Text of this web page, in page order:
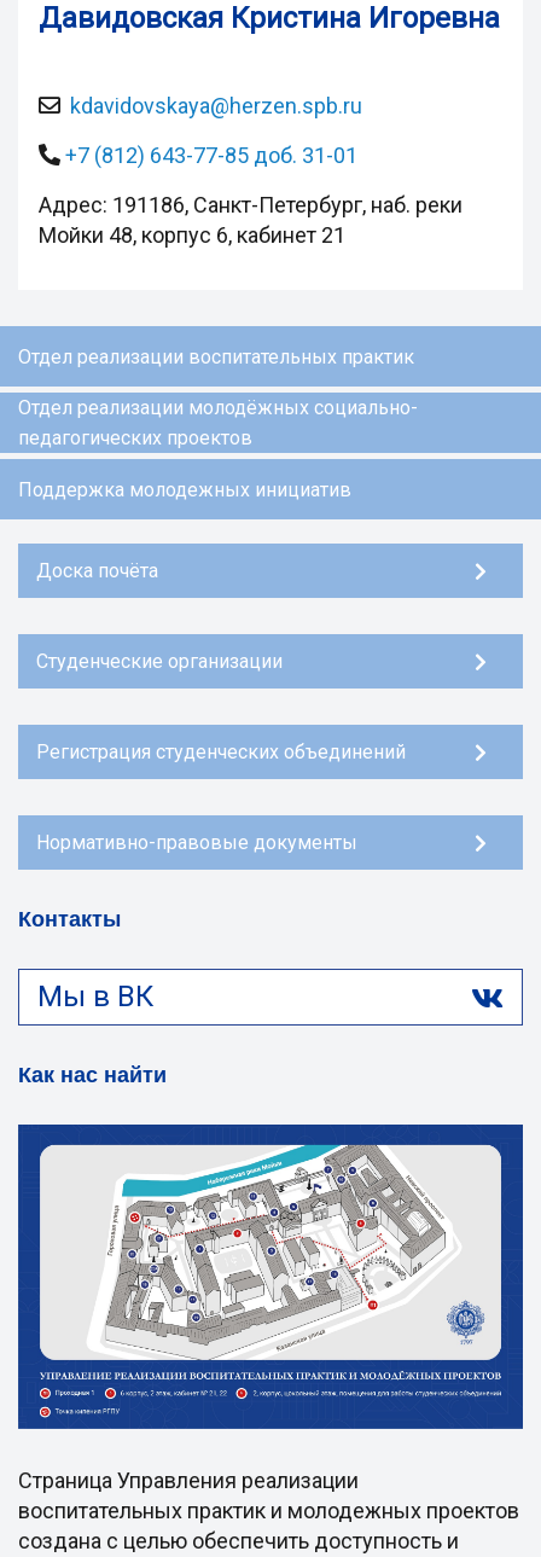
Давидовская Кристина Игоревна
kdavidovskaya@herzen.spb.ru
+7 (812) 643-77-85 доб. 31-01
Адрес: 191186, Санкт-Петербург, наб. реки
Мойки 48, корпус 6, кабинет 21
Отдел реализации воспитательных практик
Отдел реализации молодёжных социально-
педагогических проектов
Поддержка молодежных инициатив
Доска почёта
Студенческие организации
Регистрация студенческих объединений
Нормативно-правовые документы
Контакты
Мы в ВК
Как нас найти
Страница Управления реализации
воспитательных практик и молодежных проектов
создана с целью обеспечить доступность и